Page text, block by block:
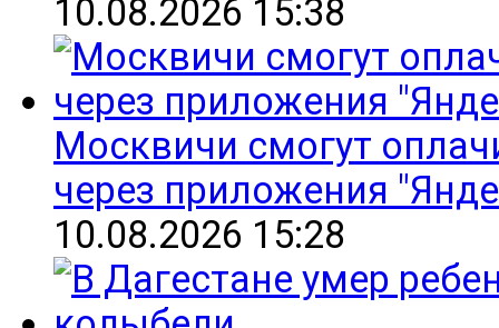
10.08.2026 15:38
Москвичи смогут
через приложения
10.08.2026 15:28